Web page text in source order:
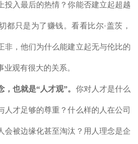
投入最后的热情？你能否建立起超越
都只是为了赚钱。看看比尔·盖茨，
非，他们为什么能建立起无与伦比的
观有很大的关系。
也就是“人才观”。 你对人才是什么
人才足够的尊重？什么样的人在公司
会被边缘化甚至淘汰？用人理念是企